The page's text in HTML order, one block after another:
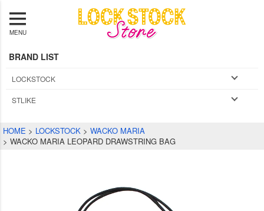
MENU
BRAND LIST
LOCKSTOCK
STLIKE
HOME LOCKSTOCK
WACKO MARIA
WACKO MARIA LEOPARD DRAWSTRING BAG